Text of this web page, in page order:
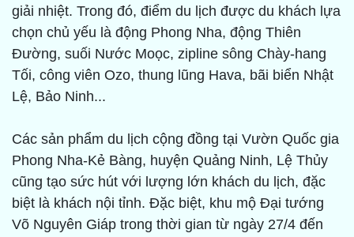
giải nhiệt. Trong đó, điểm du lịch được du khách lựa
chọn chủ yếu là động Phong Nha, động Thiên
Đường, suối Nước Moọc, zipline sông Chày-hang
Tối, công viên Ozo, thung lũng Hava, bãi biển Nhật
Lệ, Bảo Ninh...
Các sản phẩm du lịch cộng đồng tại Vườn Quốc gia
Phong Nha-Kẻ Bàng, huyện Quảng Ninh, Lệ Thủy
cũng tạo sức hút với lượng lớn khách du lịch, đặc
biệt là khách nội tỉnh. Đặc biệt, khu mộ Đại tướng
Võ Nguyên Giáp trong thời gian từ ngày 27/4 đến